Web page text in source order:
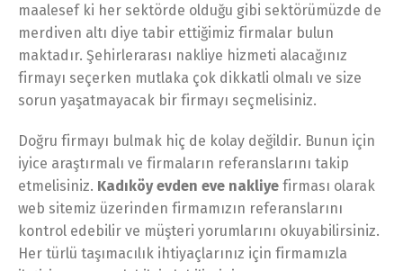
maalesef ki her sektörde olduğu gibi sektörümüzde de
merdiven altı diye tabir ettiğimiz firmalar bulun
maktadır. Şehirlerarası nakliye hizmeti alacağınız
firmayı seçerken mutlaka çok dikkatli olmalı ve size
sorun yaşatmayacak bir firmayı seçmelisiniz.
Doğru firmayı bulmak hiç de kolay değildir. Bunun için
iyice araştırmalı ve firmaların referanslarını takip
etmelisiniz. Kadıköy evden eve nakliye firması olarak
web sitemiz üzerinden firmamızın referanslarını
kontrol edebilir ve müşteri yorumlarını okuyabilirsiniz.
Her türlü taşımacılık ihtiyaçlarınız için firmamızla